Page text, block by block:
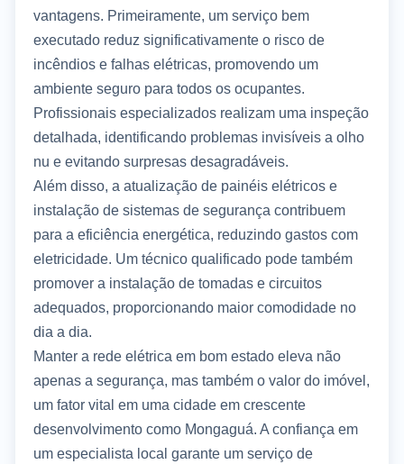
vantagens. Primeiramente, um serviço bem
executado reduz significativamente o risco de
incêndios e falhas elétricas, promovendo um
ambiente seguro para todos os ocupantes.
Profissionais especializados realizam uma inspeção
detalhada, identificando problemas invisíveis a olho
nu e evitando surpresas desagradáveis.
Além disso, a atualização de painéis elétricos e
instalação de sistemas de segurança contribuem
para a eficiência energética, reduzindo gastos com
eletricidade. Um técnico qualificado pode também
promover a instalação de tomadas e circuitos
adequados, proporcionando maior comodidade no
dia a dia.
Manter a rede elétrica em bom estado eleva não
apenas a segurança, mas também o valor do imóvel,
um fator vital em uma cidade em crescente
desenvolvimento como Mongaguá. A confiança em
um especialista local garante um serviço de